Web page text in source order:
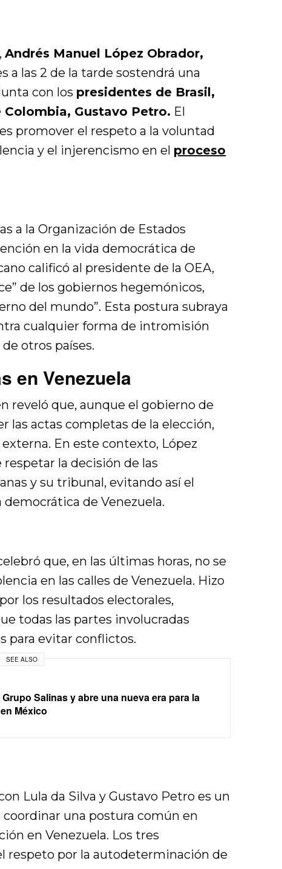
Andrés Manuel López Obrador,
a las 2 de la tarde sostendrá una
con los presidentes de Brasil,
Colombia, Gustavo Petro. El
promover el respeto a la voluntad
y el injerencismo en el proceso
a la Organización de Estados
en la vida democrática de
calificó al presidente de la OEA,
de los gobiernos hegemónicos,
del mundo”. Esta postura subraya
cualquier forma de intromisión
otros países.
en Venezuela
reveló que, aunque el gobierno de
las actas completas de la elección,
En este contexto, López
la decisión de las
y su tribunal, evitando así el
de Venezuela.
que, en las últimas horas, no se
en las calles de Venezuela. Hizo
los resultados electorales,
todas las partes involucradas
para evitar conflictos.
SEE ALSO
Salinas y abre una nueva era para la
México
Lula da Silva y Gustavo Petro es un
coordinar una postura común en
en Venezuela. Los tres
respeto por la autodeterminación de